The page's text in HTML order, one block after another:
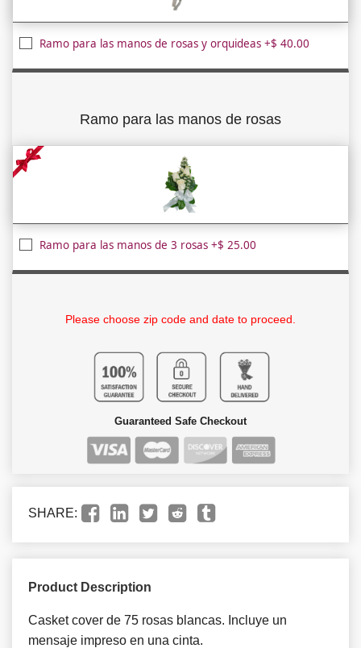
Ramo para las manos de rosas y orquideas +$ 40.00
Ramo para las manos de rosas
Ramo para las manos de 3 rosas +$ 25.00
Please choose zip code and date to proceed.
Guaranteed Safe Checkout
SHARE:
Product Description
Casket cover de 75 rosas blancas. Incluye un
mensaje impreso en una cinta.